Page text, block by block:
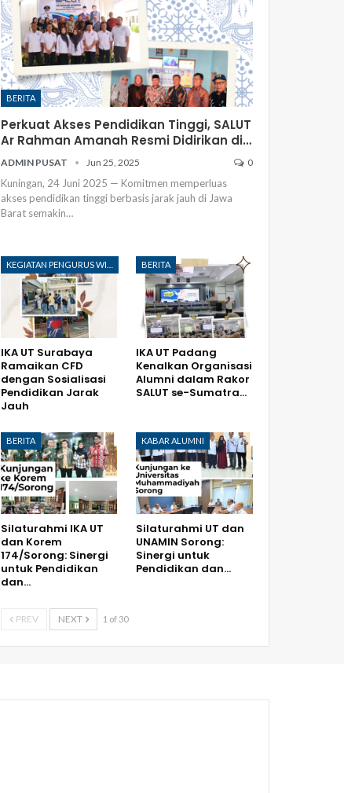
BERITA
Perkuat Akses Pendidikan Tinggi, SALUT
Ar Rahman Amanah Resmi Didirikan di…
ADMIN PUSAT Jun 25, 2025 0
Kuningan, 24 Juni 2025 — Komitmen memperluas
akses pendidikan tinggi berbasis jarak jauh di Jawa
Barat semakin…
IKA UT Surabaya
Ramaikan CFD
dengan Sosialisasi
Pendidikan Jarak
Jauh
BERITA
IKA UT Padang
Kenalkan Organisasi
Alumni dalam Rakor
SALUT se-Sumatra…
BERITA
Silaturahmi IKA UT
dan Korem
174/Sorong: Sinergi
untuk Pendidikan
dan…
KABAR ALUMNI
Silaturahmi UT dan
UNAMIN Sorong:
Sinergi untuk
Pendidikan dan…
PREV NEXT 1 of 30